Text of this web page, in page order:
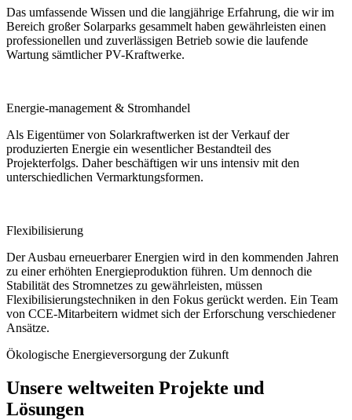
Das umfassende Wissen und die langjährige Erfahrung, die wir im
Bereich großer Solarparks gesammelt haben gewährleisten einen
professionellen und zuverlässigen Betrieb sowie die laufende
Wartung sämtlicher PV-Kraftwerke.
Energie-management & Stromhandel
Als Eigentümer von Solarkraftwerken ist der Verkauf der
produzierten Energie ein wesentlicher Bestandteil des
Projekterfolgs. Daher beschäftigen wir uns intensiv mit den
unterschiedlichen Vermarktungsformen.
Flexibilisierung
Der Ausbau erneuerbarer Energien wird in den kommenden Jahren
zu einer erhöhten Energieproduktion führen. Um dennoch die
Stabilität des Stromnetzes zu gewährleisten, müssen
Flexibilisierungstechniken in den Fokus gerückt werden. Ein Team
von CCE-Mitarbeitern widmet sich der Erforschung verschiedener
Ansätze.
Ökologische Energieversorgung der Zukunft
Unsere weltweiten Projekte und
Lösungen